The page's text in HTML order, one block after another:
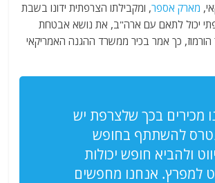
ai
l
itt
er
c
e
o
o
k
מארק אספר, ומקבילתו הצרפתית ידונו בשבת
יכול לתאם עם ארה"ב, את נושא אבטחת
הורמוז, כך אמר בכיר ממשרד ההגנה האמריקאי
מכירים בכך שלצרפת יש
להשתתף בחופש
ולהביא חופש יכולות
למפרץ. אנחנו מחפשים